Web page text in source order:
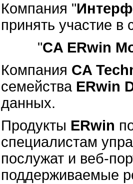
Компания "
принять участие в
"CA ERwin
Компания CA
семейства ERwin
данных.
Продукты ERwin
специалистам
послужат и веб-
поддерживаемые